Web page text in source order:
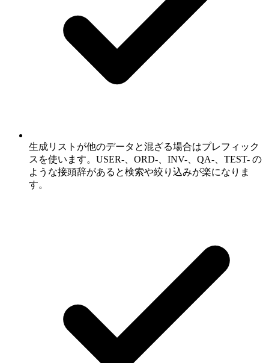
生成リストが他のデータと混ざる場合はプレフィック
スを使います。USER-、ORD-、INV-、QA-、TEST- の
ような接頭辞があると検索や絞り込みが楽になりま
す。